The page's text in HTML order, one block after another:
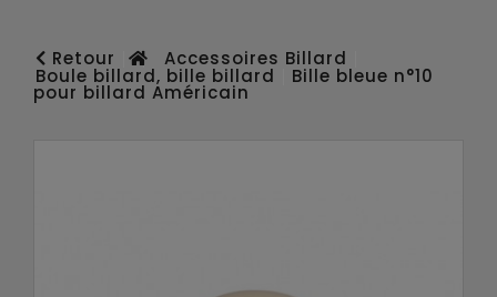
Retour Accessoires Billard
Boule billard, bille billard Bille bleue n°10
pour billard Américain